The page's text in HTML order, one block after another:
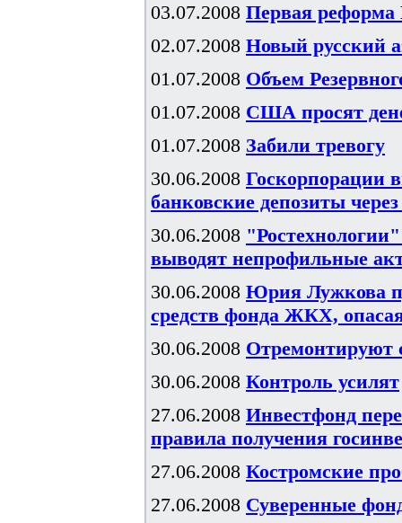
03.07.2008 Первая реформа
02.07.2008 Новый русский
01.07.2008 Объем
01.07.2008 США просят
01.07.2008 Забили тревогу
30.06.2008 Госкорпорации
банковские депозиты
30.06.2008
выводят непрофильные
30.06.2008 Юрия Лужкова
средств фонда ЖКХ,
30.06.2008 Отремонтируют
30.06.2008 Контроль усилят
27.06.2008 Инвестфонд
правила получения
27.06.2008 Костромские
27.06.2008 Суверенные